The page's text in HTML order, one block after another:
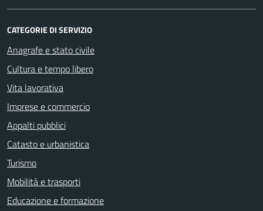
CATEGORIE DI SERVIZIO
Anagrafe e stato civile
Cultura e tempo libero
Vita lavorativa
Imprese e commercio
Appalti pubblici
Catasto e urbanistica
Turismo
Mobilità e trasporti
Educazione e formazione